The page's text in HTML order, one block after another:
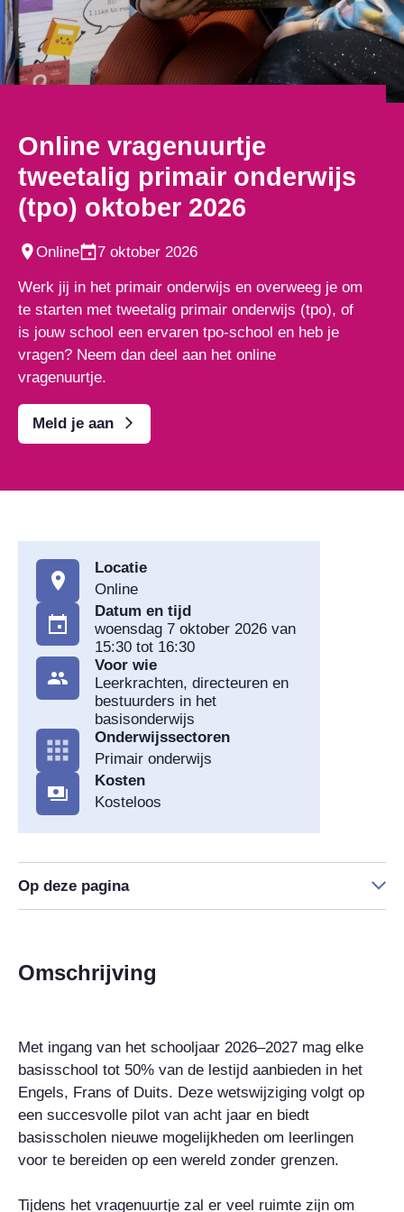
Online vragenuurtje
tweetalig primair onderwijs
(tpo) oktober 2026
Online 7 oktober 2026
Werk jij in het primair onderwijs en overweeg je om
te starten met tweetalig primair onderwijs (tpo), of
is jouw school een ervaren tpo-school en heb je
vragen? Neem dan deel aan het online
vragenuurtje.
Meld je aan
Locatie
Online
Datum en tijd
woensdag 7 oktober 2026 van
15:30 tot 16:30
Voor wie
Leerkrachten, directeuren en
bestuurders in het
basisonderwijs
Onderwijssectoren
Primair onderwijs
Kosten
Kosteloos
Op deze pagina
Omschrijving
Met ingang van het schooljaar 2026–2027 mag elke
basisschool tot 50% van de lestijd aanbieden in het
Engels, Frans of Duits. Deze wetswijziging volgt op
een succesvolle pilot van acht jaar en biedt
basisscholen nieuwe mogelijkheden om leerlingen
voor te bereiden op een wereld zonder grenzen.
Tijdens het vragenuurtje zal er veel ruimte zijn om